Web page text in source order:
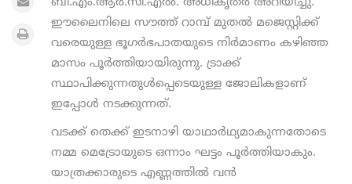
ഈലൈനിലെ സൗത്ത് റാമ്പ് മുതല്‍ മജെസ്റ്റിക്ക്
വരെയുള്ള ഭൂഗര്‍ഭപാതയുടെ നിര്‍മാണം കഴിഞ്ഞ
മാസം പൂർത്തിയായിരുന്നു. ട്രാക്ക്
സ്ഥാപിക്കുന്നതുള്‍പ്പെടെയുള്ള ജോലികളാണ്
ഇപ്പോൾ നടക്കുന്നത്.
വടക്ക് തെക്ക് ഇടനാഴി യാഥാര്‍ഥ്യമാകുന്നതോടെ
നമ്മ മെട്രോയുടെ ഒന്നാം ഘട്ടം പൂര്‍ത്തിയാകും.
യാത്രക്കാരുടെ എണ്ണത്തില്‍ വന്‍